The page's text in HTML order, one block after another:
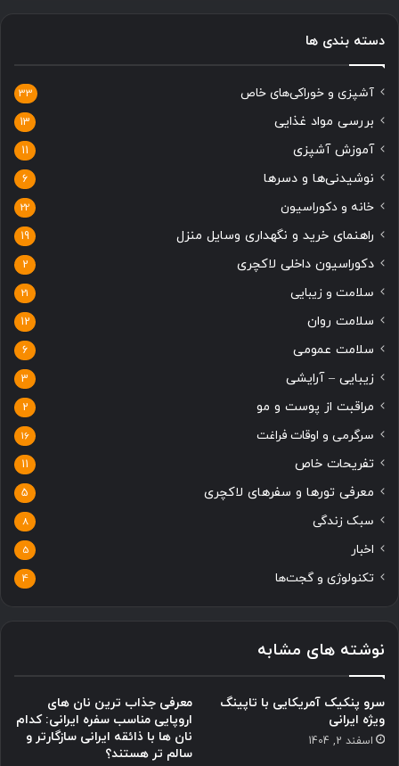
دسته بندی ها
آشپزی و خوراکی‌های خاص 33
بررسی مواد غذایی 13
آموزش آشپزی 11
نوشیدنی‌ها و دسرها 6
خانه و دکوراسیون 22
راهنمای خرید و نگهداری وسایل منزل 19
دکوراسیون داخلی لاکچری 2
سلامت و زیبایی 21
سلامت روان 12
سلامت عمومی 6
زیبایی – آرایشی 3
مراقبت از پوست و مو 2
سرگرمی و اوقات فراغت 16
تفریحات خاص 11
معرفی تورها و سفرهای لاکچری 5
سبک زندگی 8
اخبار 5
تکنولوژی و گجت‌ها 4
نوشته های مشابه
سرو پنکیک آمریکایی با تاپینگ
ویژه ایرانی
اسفند 2, 1404
معرفی جذاب ترین نان های
اروپایی مناسب سفره ایرانی: کدام
نان ها با ذائقه ایرانی سازگارتر و
سالم تر هستند؟